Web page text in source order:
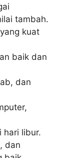
tambah.
kuat
baik dan
dan
hari libur.
dan